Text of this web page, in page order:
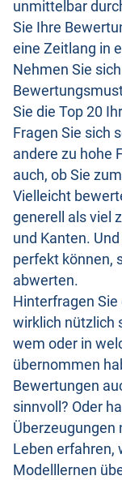
unmittelbar
Sie Ihre
eine Zeitlang in
Nehmen Sie
Sie die Top 20
Fragen Sie sich
andere zu hohe
auch, ob Sie
Vielleicht
generell als viel
und Kanten.
perfekt können,
abwerten.
Hinterfragen Sie
wirklich nützlich
wem oder in
übernommen
Bewertungen
sinnvoll? Oder
Überzeugungen
Leben erfahren,
Modelllernen